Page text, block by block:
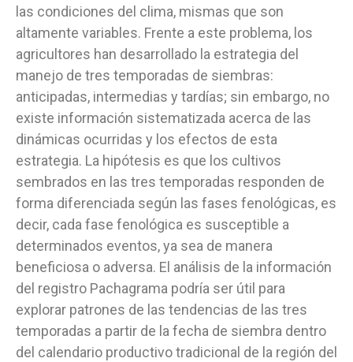
las condiciones del clima, mismas que son
altamente variables. Frente a este problema, los
agricultores han desarrollado la estrategia del
manejo de tres temporadas de siembras:
anticipadas, intermedias y tardías; sin embargo, no
existe información sistematizada acerca de las
dinámicas ocurridas y los efectos de esta
estrategia. La hipótesis es que los cultivos
sembrados en las tres temporadas responden de
forma diferenciada según las fases fenológicas, es
decir, cada fase fenológica es susceptible a
determinados eventos, ya sea de manera
beneficiosa o adversa. El análisis de la información
del registro Pachagrama podría ser útil para
explorar patrones de las tendencias de las tres
temporadas a partir de la fecha de siembra dentro
del calendario productivo tradicional de la región del